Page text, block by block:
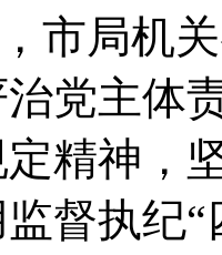
局机关
党主体
精神，
督执纪